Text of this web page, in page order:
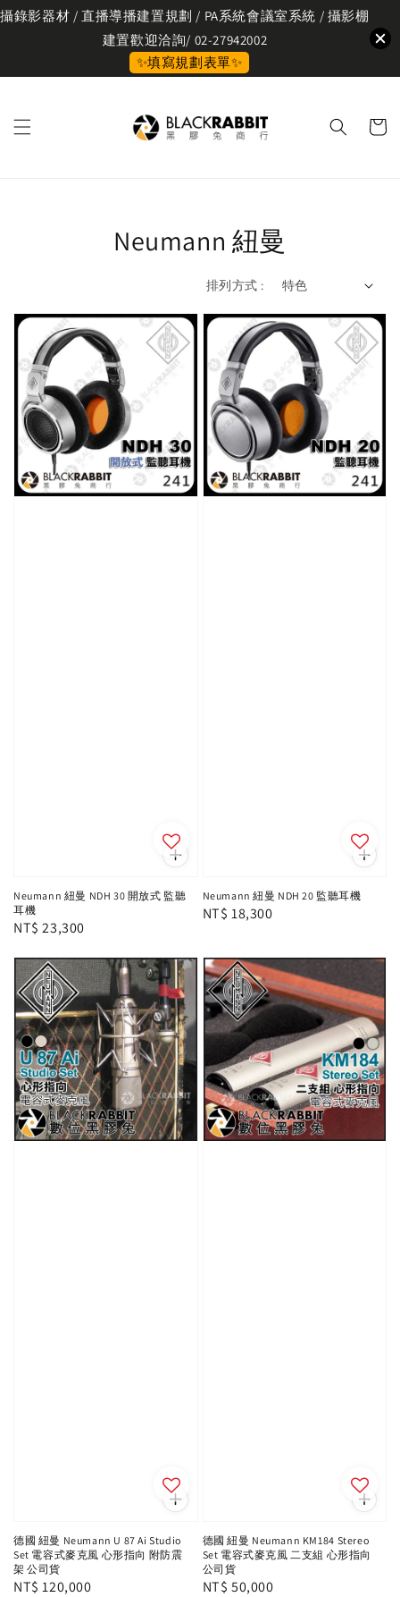
攝錄影器材 / 直播導播建置規劃 / PA系統會議室系統 / 攝影棚
建置歡迎洽詢/ 02-27942002
✨填寫規劃表單✨
Neumann 紐曼
排列方式 :
Neumann 紐曼 NDH 30 開放式 監聽
耳機
Regular
NT$ 23,300
Neumann 紐曼 NDH 20 監聽耳機
Regular
NT$ 18,300
德國 紐曼 Neumann U 87 Ai Studio
Set 電容式麥克風 心形指向 附防震
架 公司貨
Regular
NT$ 120,000
德國 紐曼 Neumann KM184 Stereo
Set 電容式麥克風 二支組 心形指向
公司貨
Regular
NT$ 50,000